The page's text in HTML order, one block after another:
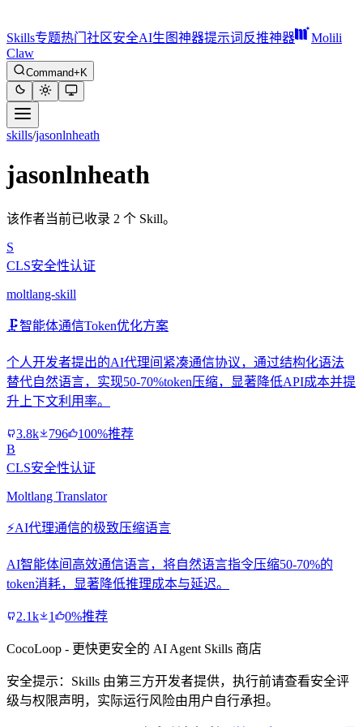
Skills专题热门 社区安全AI生图神器提示词反推神器
Molili
Claw
Command+K
skills/jasonlnheath
jasonlnheath
该作者当前已收录 2 个 Skill。
S
CLS安全性认证
moltlang-skill
🗜️智能体通信Token优化方案
个人开发者提出的AI代理间紧凑通信协议，通过结构化语法
替代自然语言，实现50-70%token压缩，显著降低API成本并提
升上下文利用率。
3.8k 796
100%推荐
B
CLS安全性认证
Moltlang Translator
⚡AI代理通信的极致压缩语言
AI智能体间高效通信语言，将自然语言指令压缩50-70%的
token消耗，显著降低推理成本与延迟。
2.1k 1 0%推荐
CocoLoop - 更快更安全的 AI Agent Skills 商店
安全提示：Skills 由第三方开发者提供，执行前请查看安全评
级与权限声明，实际运行风险由用户自行承担。